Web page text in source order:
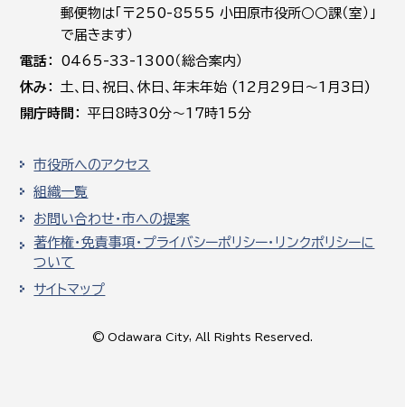
郵便物は「〒250-8555 小田原市役所○○課（室）」
で届きます）
電話
0465-33-1300（総合案内）
休み
土､日､祝日、休日、年末年始 (12月29日～1月3日)
開庁時間
平日8時30分～17時15分
市役所へのアクセス
組織一覧
お問い合わせ・市への提案
著作権・免責事項・プライバシーポリシー・リンクポリシーに
ついて
サイトマップ
© Odawara City, All Rights Reserved.